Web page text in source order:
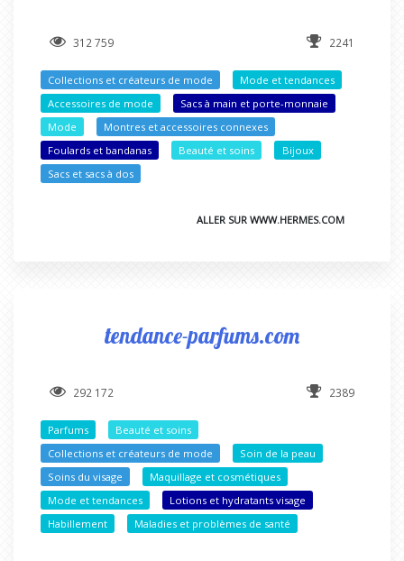
312 759 2241
Collections et créateurs de mode
Mode et tendances
Accessoires de mode
Sacs à main et porte-monnaie
Mode
Montres et accessoires connexes
Foulards et bandanas
Beauté et soins
Bijoux
Sacs et sacs à dos
ALLER SUR WWW.HERMES.COM
tendance-parfums.com
292 172 2389
Parfums
Beauté et soins
Collections et créateurs de mode
Soin de la peau
Soins du visage
Maquillage et cosmétiques
Mode et tendances
Lotions et hydratants visage
Habillement
Maladies et problèmes de santé